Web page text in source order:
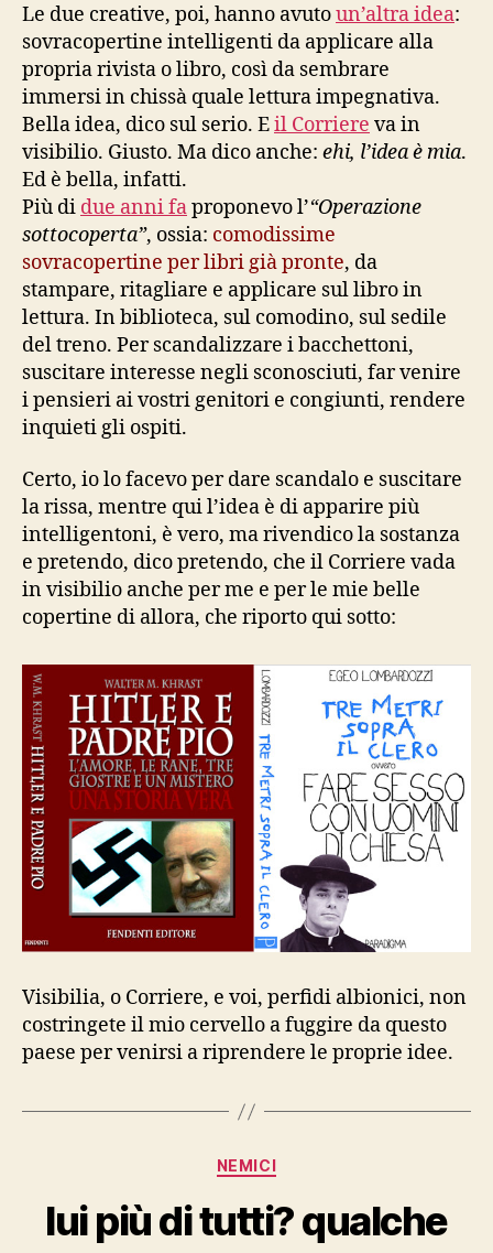
Le due creative, poi, hanno avutoun’altra idea:
sovracopertine intelligenti da applicare alla
propria rivista o libro, così da sembrare
immersi in chissà quale lettura impegnativa.
Bella idea, dico sul serio. Eil Corriere va in
visibilio. Giusto. Ma dico anche: ehi, l’idea è mia.
Ed è bella, infatti.
Più di due anni faproponevo l’“Operazione
sottocoperta”, ossia: comodissime
sovracopertine per libri già pronte, da
stampare, ritagliare e applicare sul libro in
lettura. In biblioteca, sul comodino, sul sedile
del treno. Per scandalizzare i bacchettoni,
suscitare interesse negli sconosciuti, far venire
i pensieri ai vostri genitori e congiunti, rendere
inquieti gli ospiti.
Certo, io lo facevo per dare scandalo e suscitare
la rissa, mentre qui l’idea è di apparire più
intelligentoni, è vero, ma rivendico la sostanza
e pretendo, dico pretendo, che il Corriere vada
in visibilio anche per me e per le mie belle
copertine di allora, che riporto qui sotto:
Visibilia, o Corriere, e voi, perfidi albionici, non
costringete il mio cervello a fuggire da questo
paese per venirsi a riprendere le proprie idee.
Categorie
NEMICI
lui più di tutti? qualche